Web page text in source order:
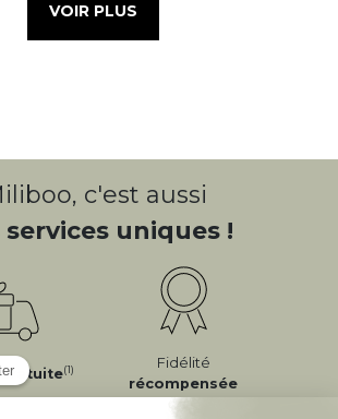
VOIR PLUS
c'est aussi
services uniques !
(1)
Fidélité
récompensée